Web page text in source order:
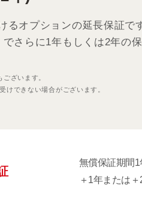
オプションの延長保証で
さらに1年もしくは2年の
ざいます。
けできない場合がございます。
無償保証期間1
＋1年または